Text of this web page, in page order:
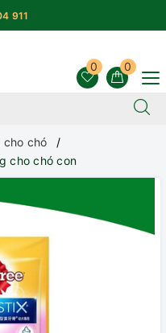
911
0
0
cho chó
cho chó con